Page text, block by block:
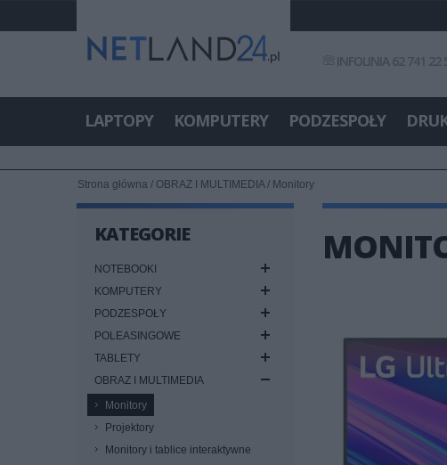
INFOLINIA 62 741 22
LAPTOPY KOMPUTERY PODZESPOŁY
Strona główna / OBRAZ I MULTIMEDIA/ Monitory
KATEGORIE
NOTEBOOKI
KOMPUTERY
PODZESPOŁY
POLEASINGOWE
TABLETY
OBRAZ I MULTIMEDIA
Monitory
Projektory
Monitory i tablice interaktywne